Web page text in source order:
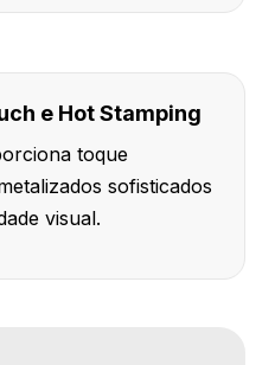
e Hot Stamping
toque
sofisticados
visual.